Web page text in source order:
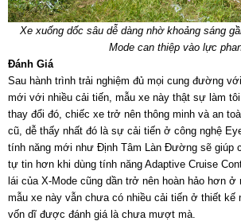
Xe xuống dốc sâu dễ dàng nhờ khoảng sáng
Mode can thiệp vào lực
Đánh Giá
Sau hành trình trải nghiệm đủ mọi cung đường
mới với nhiều cải tiến, mẫu xe này thật sự làm
thay đổi đó, chiếc xe trở nên thông minh và an
cũ, dễ thấy nhất đó là sự cải tiến ở công nghệ
tính năng mới như Định Tâm Làn Đường sẽ giúp
tự tin hơn khi dùng tính năng Adaptive Cruise
lái của X-Mode cũng dần trở nên hoàn hảo hơn ở
mẫu xe này vẫn chưa có nhiều cải tiến ở thiết kế
vốn dĩ được đánh giá là chưa mượt mà.